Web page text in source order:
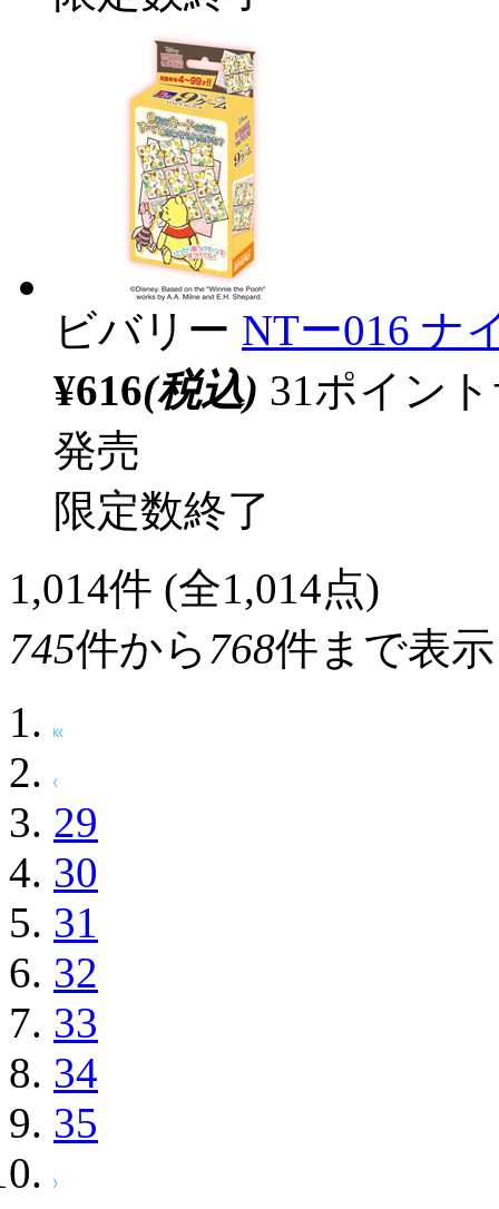
ビバリー NTー016 ナ
¥616(税込) 31ポイン
発売
限定数終了
1,014件 (全1,014点)
745件から 768件まで表示
29
30
31
32
33
34
35